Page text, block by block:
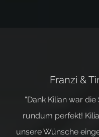
Franzi &
“Dank Kilian war
rundum perfekt!
unsere Wünsche